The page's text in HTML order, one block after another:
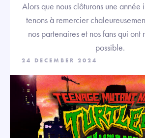
Alors que nous clôturons une année
tenons à remercier
nos partenaires et nos fans qui ont
possible.
24 DECEMBER 2024